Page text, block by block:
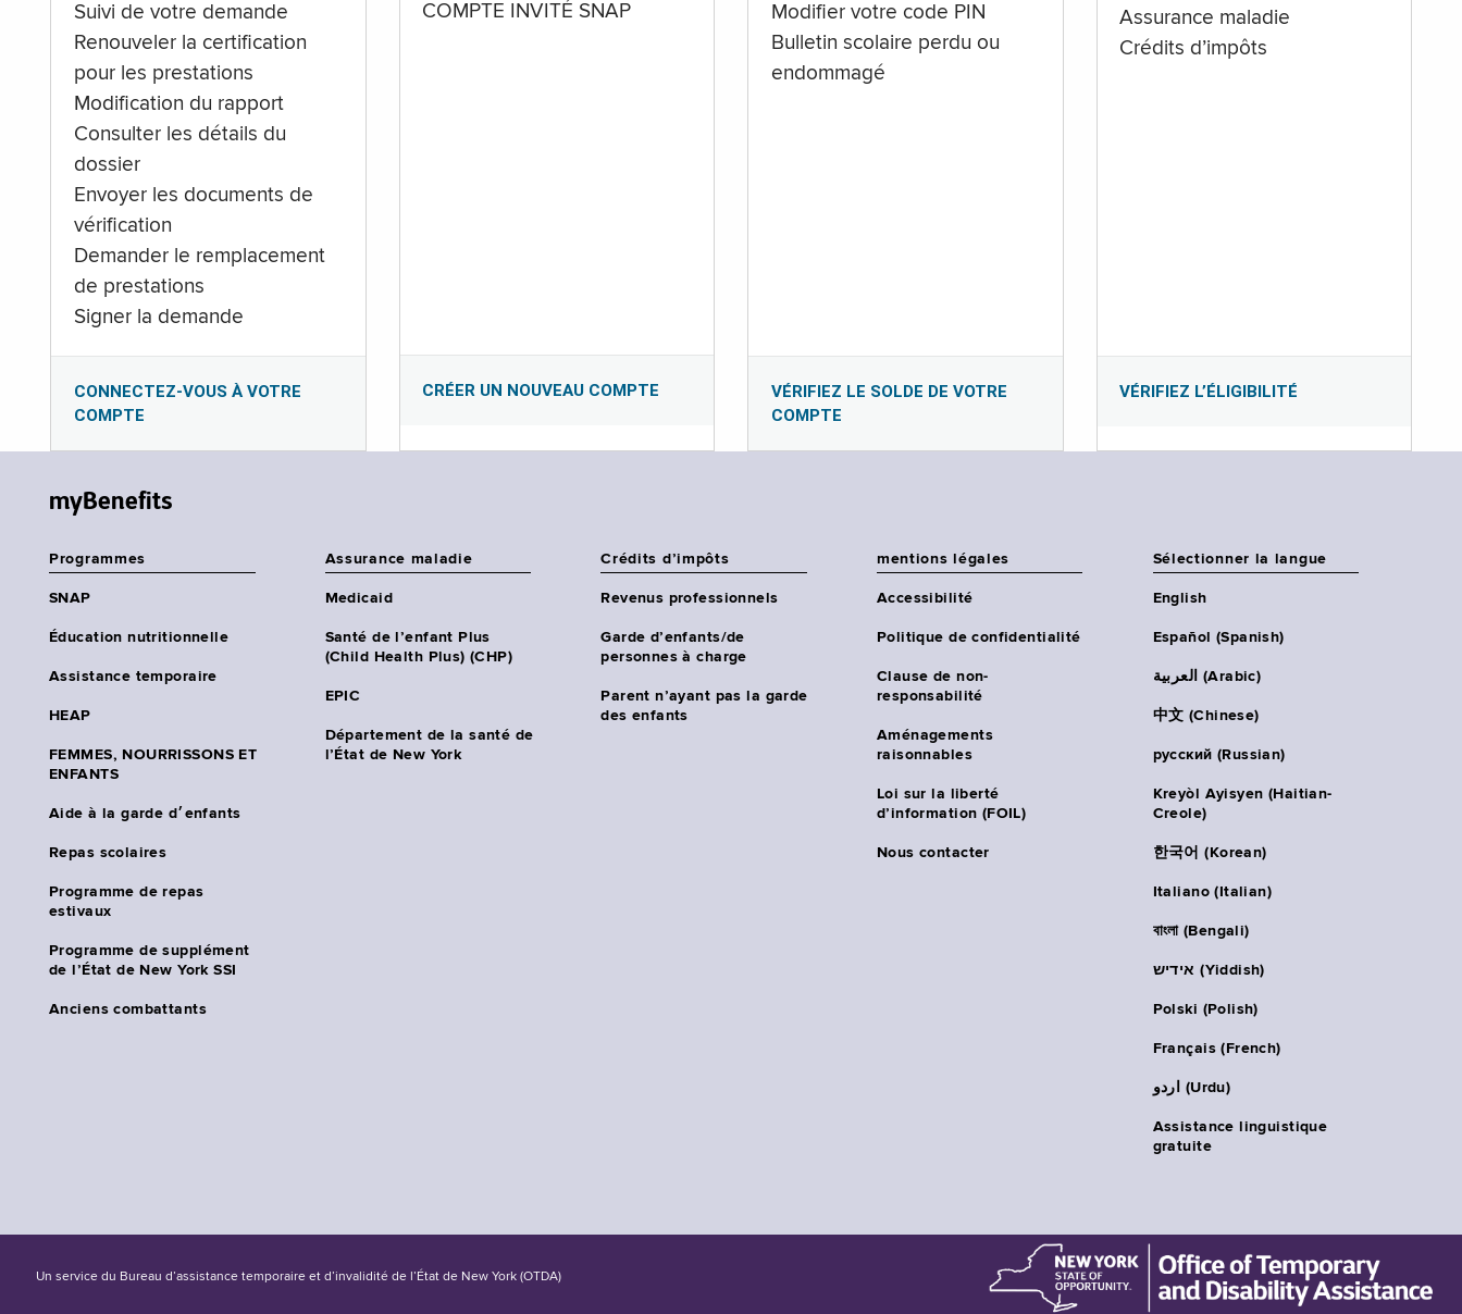
Suivi de votre demande
Renouveler la certification
pour les prestations
Modification du rapport
Consulter les détails du
dossier
Envoyer les documents de
vérification
Demander le remplacement
de prestations
Signer la demande
CONNECTEZ-VOUS À VOTRE
COMPTE
COMPTE INVITÉ SNAP
CRÉER UN NOUVEAU COMPTE
Modifier votre code PIN
Bulletin scolaire perdu ou
endommagé
VÉRIFIEZ LE SOLDE DE VOTRE
COMPTE
Assurance maladie
Crédits d’impôts
VÉRIFIEZ L’ÉLIGIBILITÉ
myBenefits
Programmes
SNAP
Éducation nutritionnelle
Assistance temporaire
HEAP
FEMMES, NOURRISSONS ET
ENFANTS
Aide à la garde d׳enfants
Repas scolaires
Programme de repas
estivaux
Programme de supplément
de l’État de New York SSI
Anciens combattants
Assurance maladie
Medicaid
Santé de l’enfant Plus
(Child Health Plus) (CHP)
EPIC
Département de la santé de
l’État de New York
Crédits d’impôts
Revenus professionnels
Garde d’enfants/de
personnes à charge
Parent n’ayant pas la garde
des enfants
mentions légales
Accessibilité
Politique de confidentialité
Clause de non-
responsabilité
Aménagements
raisonnables
Loi sur la liberté
d’information (FOIL)
Nous contacter
Sélectionner la langue
English
Español (Spanish)
العربية (Arabic)
中文 (Chinese)
русский (Russian)
Kreyòl Ayisyen (Haitian-
Creole)
한국어 (Korean)
Italiano (Italian)
বাংলা (Bengali)
אידיש (Yiddish)
Polski (Polish)
Français (French)
اردو (Urdu)
Assistance linguistique
gratuite
Un service du Bureau d’assistance temporaire et d’invalidité de l’État de New York (OTDA)